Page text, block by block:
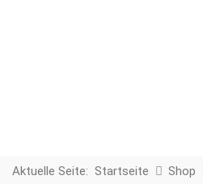
Aktuelle Seite: Startseite Shop